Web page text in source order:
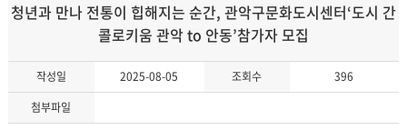
청년과 만나 전통이 힙해지는 순간, 관악구문화도시센터‘도시 간
콜로키움 관악 to 안동’참가자 모집
작성일 2025-08-05 조회수
396
첨부파일